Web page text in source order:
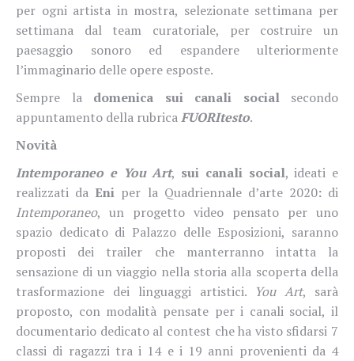
per ogni artista in mostra, selezionate settimana per
settimana dal team curatoriale, per costruire un
paesaggio sonoro ed espandere ulteriormente
l’immaginario delle opere esposte.
Sempre la domenica sui canali socialsecondo
appuntamento della rubricaFUORItesto.
Novità
Intemporaneo e You Art, sui canali social, ideati e
realizzati daEni per la Quadriennale d’arte 2020: di
Intemporaneo, un progetto video pensato per uno
spazio dedicato di Palazzo delle Esposizioni, saranno
proposti dei trailer che manterranno intatta la
sensazione di un viaggio nella storia alla scoperta della
trasformazione dei linguaggi artistici. You Art, sarà
proposto, con modalità pensate per i canali social, il
documentario dedicato al contest che ha visto sfidarsi 7
classi di ragazzi tra i 14 e i 19 anni provenienti da 4